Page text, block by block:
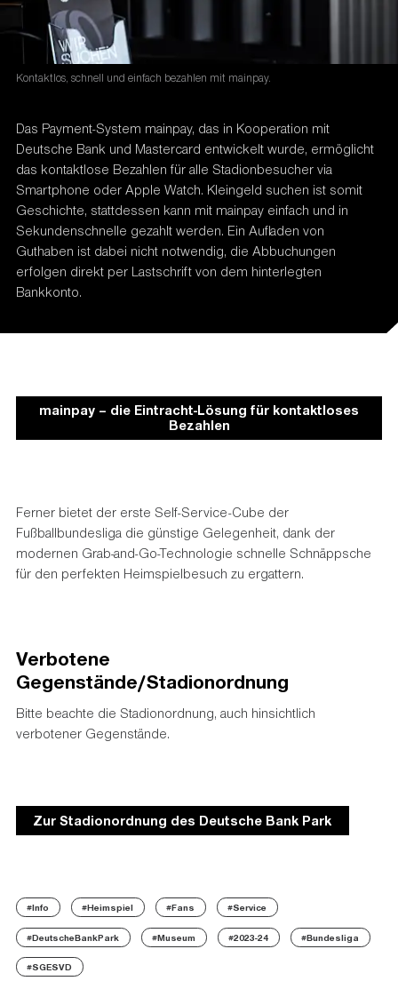
Kontaktlos, schnell und einfach bezahlen mit mainpay.
Das Payment-System mainpay, das in Kooperation mit
Deutsche Bank und Mastercard entwickelt wurde, ermöglicht
das kontaktlose Bezahlen für alle Stadionbesucher via
Smartphone oder Apple Watch. Kleingeld suchen ist somit
Geschichte, stattdessen kann mit mainpay einfach und in
Sekundenschnelle gezahlt werden. Ein Aufladen von
Guthaben ist dabei nicht notwendig, die Abbuchungen
erfolgen direkt per Lastschrift von dem hinterlegten
Bankkonto.
mainpay – die Eintracht-Lösung für kontaktloses
Bezahlen
Ferner bietet der erste Self-Service-Cube der
Fußballbundesliga die günstige Gelegenheit, dank der
modernen Grab-and-Go-Technologie schnelle Schnäppsche
für den perfekten Heimspielbesuch zu ergattern.
Verbotene
Gegenstände/Stadionordnung
Bitte beachte die Stadionordnung, auch hinsichtlich
verbotener Gegenstände.
Zur Stadionordnung des Deutsche Bank Park
#Info #Heimspiel #Fans #Service
#DeutscheBankPark #Museum #2023-24 #Bundesliga
#SGESVD